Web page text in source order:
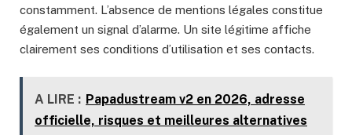
constamment. L’absence de mentions légales constitue
également un signal d’alarme. Un site légitime affiche
clairement ses conditions d’utilisation et ses contacts.
A LIRE : Papadustream v2 en 2026, adresse
officielle, risques et meilleures alternatives